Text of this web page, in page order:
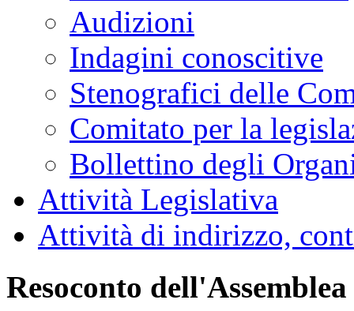
Audizioni
Indagini conoscitive
Stenografici delle
Comitato per la
Bollettino degli
Attività Legislativa
Attività di indirizzo,
Resoconto dell'Assemblea